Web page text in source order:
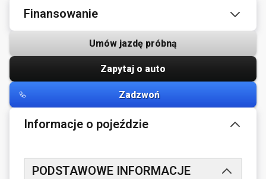
Finansowanie
Umów jazdę próbną
Zapytaj o auto
Zadzwoń
Informacje o pojeździe
PODSTAWOWE INFORMACJE